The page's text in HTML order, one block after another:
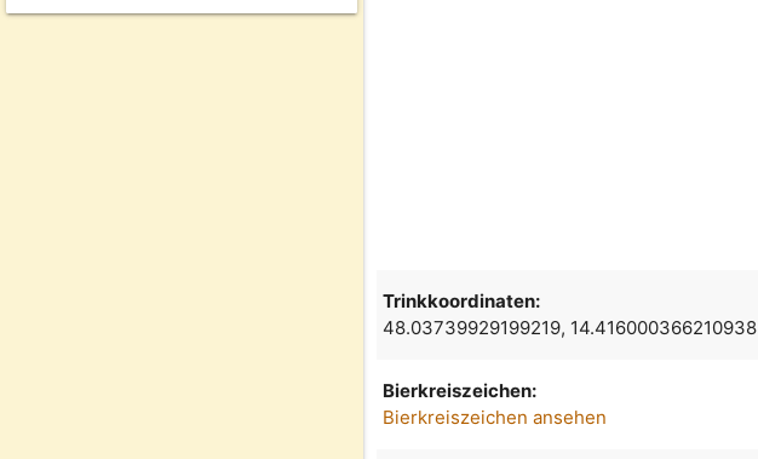
Trinkkoordinaten:
48.03739929199219, 14.416000366210938
Bierkreiszeichen:
Bierkreiszeichen ansehen